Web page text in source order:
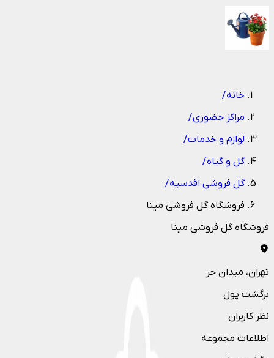
1
خانه/
مراکز حضوری/
لوازم و خدمات/
گل و گیاه/
گل فروشی اقدسیه/
فروشگاه گل فروشی مینا
فروشگاه گل فروشی مینا
تهران، میدان حر
برگشت پول
نظر کاربران
اطلاعات مجموعه